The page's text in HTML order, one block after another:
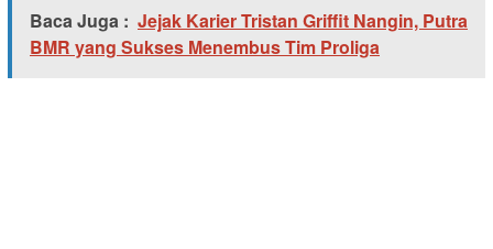
Baca Juga : Jejak Karier Tristan Griffit Nangin, Putra
BMR yang Sukses Menembus Tim Proliga